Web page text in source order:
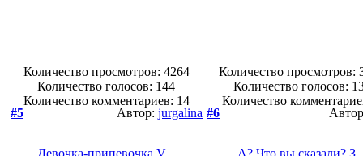
Количество просмотров: 4264
Количество голосов: 144
Количество комментариев: 14
Количество просмотров:
Количество голосов:
Количество
#5
Автор: jurgalina
Девочка-припевочка V...
#6
А? Что вы сказали?